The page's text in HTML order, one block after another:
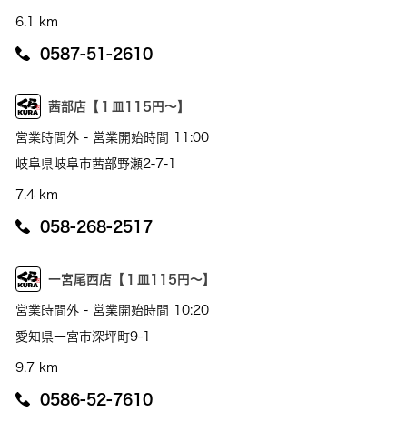
6.1 km
0587-51-2610
茜部店【１皿115円～】
営業時間外 - 営業開始時間 11:00
岐阜県岐阜市茜部野瀬2-7-1
7.4 km
058-268-2517
一宮尾西店【１皿115円～】
営業時間外 - 営業開始時間 10:20
愛知県一宮市深坪町9-1
9.7 km
0586-52-7610